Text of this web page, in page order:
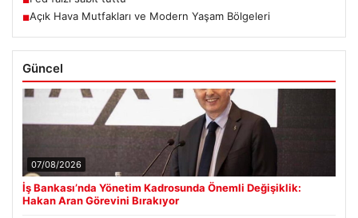
■Açık Hava Mutfakları ve Modern Yaşam Bölgeleri
Güncel
07/08/2026
İş Bankası’nda Yönetim Kadrosunda Önemli Değişiklik:
Hakan Aran Görevini Bırakıyor